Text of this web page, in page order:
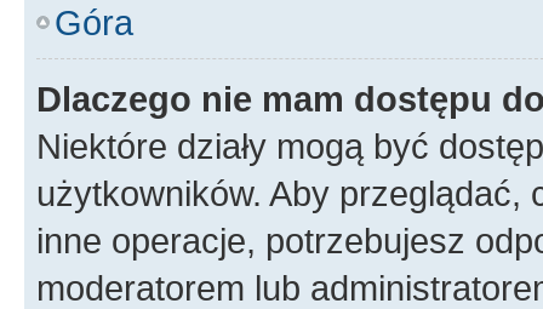
Góra
Dlaczego nie mam dostępu
Niektóre działy mogą być
użytkowników. Aby
inne operacje, potrzebujesz
moderatorem lub